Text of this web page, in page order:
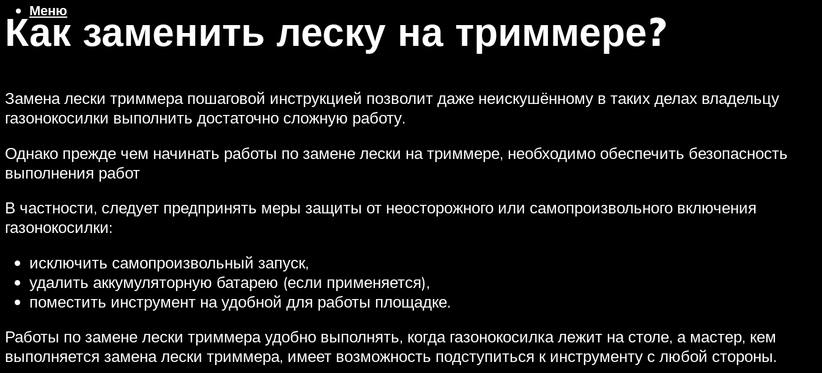
Меню
Как заменить леску на триммере?
Замена лески триммера пошаговой инструкцией позволит даже неискушённому в таких делах владельцу
газонокосилки выполнить достаточно сложную работу.
Однако прежде чем начинать работы по замене лески на триммере, необходимо обеспечить безопасность
выполнения работ
В частности, следует предпринять меры защиты от неосторожного или самопроизвольного включения
газонокосилки:
исключить самопроизвольный запуск,
удалить аккумуляторную батарею (если применяется),
поместить инструмент на удобной для работы площадке.
Работы по замене лески триммера удобно выполнять, когда газонокосилка лежит на столе, а мастер, кем
выполняется замена лески триммера, имеет возможность подступиться к инструменту с любой стороны.